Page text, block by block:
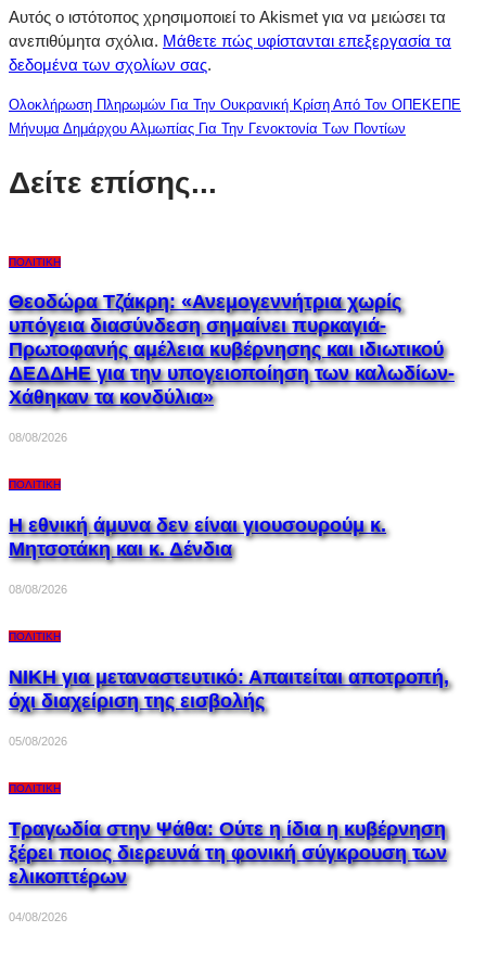
Αυτός ο ιστότοπος χρησιμοποιεί το Akismet για να μειώσει τα
ανεπιθύμητα σχόλια. Μάθετε πώς υφίστανται επεξεργασία τα
δεδομένα των σχολίων σας.
Ολοκλήρωση Πληρωμών Για Την Ουκρανική Κρίση Από Τον ΟΠΕΚΕΠΕ
Μήνυμα Δημάρχου Αλμωπίας Για Την Γενοκτονία Των Ποντίων
Δείτε επίσης...
ΠΟΛΙΤΙΚΉ
Θεοδώρα Τζάκρη: «Ανεμογεννήτρια χωρίς
υπόγεια διασύνδεση σημαίνει πυρκαγιά-
Πρωτοφανής αμέλεια κυβέρνησης και ιδιωτικού
ΔΕΔΔΗΕ για την υπογειοποίηση των καλωδίων-
Χάθηκαν τα κονδύλια»
08/08/2026
ΠΟΛΙΤΙΚΉ
Η εθνική άμυνα δεν είναι γιουσουρούμ κ.
Μητσοτάκη και κ. Δένδια
08/08/2026
ΠΟΛΙΤΙΚΉ
ΝΙΚΗ για μεταναστευτικό: Απαιτείται αποτροπή,
όχι διαχείριση της εισβολής
05/08/2026
ΠΟΛΙΤΙΚΉ
Τραγωδία στην Ψάθα: Ούτε η ίδια η κυβέρνηση
ξέρει ποιος διερευνά τη φονική σύγκρουση των
ελικοπτέρων
04/08/2026